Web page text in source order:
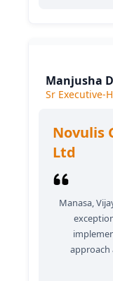
Manjusha D
Sr Executive-
Novulis
Ltd
Manasa,
approach